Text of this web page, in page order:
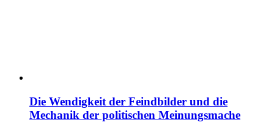
Die Wendigkeit der Feindbilder und die
Mechanik der politischen Meinungsmache